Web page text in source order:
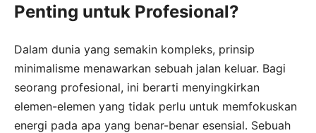
Penting untuk Profesional?
Dalam dunia yang semakin kompleks, prinsip
minimalisme menawarkan sebuah jalan keluar. Bagi
seorang profesional, ini berarti menyingkirkan
elemen-elemen yang tidak perlu untuk memfokuskan
energi pada apa yang benar-benar esensial. Sebuah